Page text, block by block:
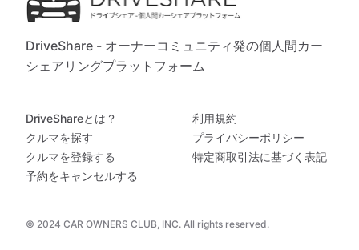
DriveShare - オーナーコミュニティ発の個人間カー
シェアリングプラットフォーム
© 2024 CAR OWNERS CLUB, INC. All rights reserved.
DriveShareとは？
クルマを探す
クルマを登録する
予約をキャンセルする
利用規約
プライバシーポリシー
特定商取引法に基づく表記